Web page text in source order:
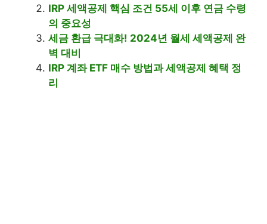
IRP 세액공제 핵심 조건 55세 이후 연금 수령
의 중요성
세금 환급 극대화! 2024년 월세 세액공제 완
벽 대비
IRP 계좌 ETF 매수 방법과 세액공제 혜택 정
리